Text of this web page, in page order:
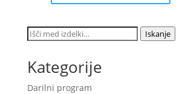
Išči: Iskanje
Kategorije
Darilni program